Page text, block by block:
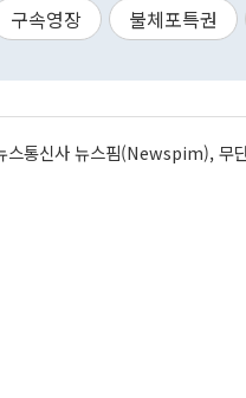
구속영장 불체포특권
스통신사 뉴스핌(Newspim), 무